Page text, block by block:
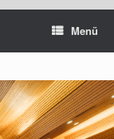
Menü